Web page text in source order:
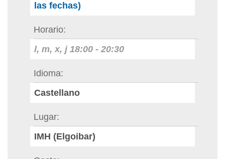
las fechas)
Horario
l, m, x, j 18:00 - 20:30
Idioma
Castellano
Lugar
IMH (Elgoibar)